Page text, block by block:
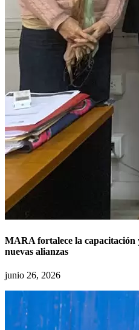
MARA fortalece la capacitación
nuevas alianzas
junio 26, 2026